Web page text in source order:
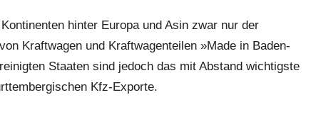
hinter Europa und Asin zwar nur der
Kraftwagen und Kraftwagenteilen »Made in Baden-
Staaten sind jedoch das mit Abstand wichtigste
Kfz-Exporte.